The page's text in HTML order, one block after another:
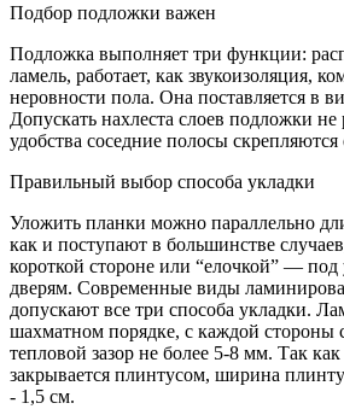
Подбор подложки важен
Подложка выполняет три функции:
ламель, работает, как звукоизоляция,
неровности пола. Она поставляется в
Допускать нахлеста слоев подложки не
удобства соседние полосы скрепляются
Правильный выбор способа укладки
Уложить планки можно параллельно
как и поступают в большинстве
короткой стороне или “елочкой” — под
дверям. Современные виды
допускают все три способа укладки.
шахматном порядке, с каждой стороны
тепловой зазор не более 5-8 мм. Так как
закрывается плинтусом, ширина
- 1,5 см.